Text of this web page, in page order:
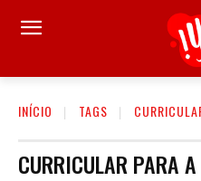
INÍCIO TAGS
CURRICULAR PARA